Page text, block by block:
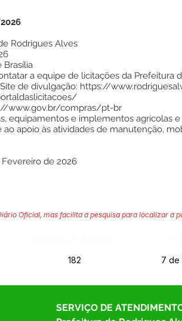
Rodrigues Alves
Brasília
a equipe de licitações da Prefeitura
de divulgação: https://
www.gov.br/compras/pt-br
equipamentos e implementos agrícolas
ao apoio às atividades de manutenção,
de 2026
Oficial, mas facilita a pesquisa para localizar a
182 7 de
SERVIÇO DE